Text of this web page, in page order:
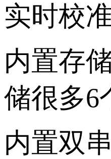
实时校
内置存
储很多6
内置双